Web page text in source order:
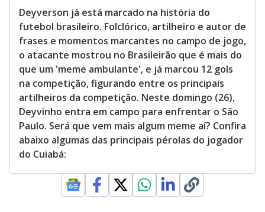
Deyverson já está marcado na história do
futebol brasileiro. Folclórico, artilheiro e autor de
frases e momentos marcantes no campo de jogo,
o atacante mostrou no Brasileirão que é mais do
que um 'meme ambulante', e já marcou 12 gols
na competição, figurando entre os principais
artilheiros da competição. Neste domingo (26),
Deyvinho entra em campo para enfrentar o São
Paulo. Será que vem mais algum meme aí? Confira
abaixo algumas das principais pérolas do jogador
do Cuiabá: